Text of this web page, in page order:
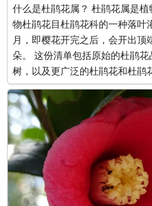
什么是杜鹃花属？ 杜鹃花属是
物杜鹃花目杜鹃花科的一种落叶
月，即樱花开完之后，会开出顶
朵。 这份清单包括原始的杜鹃
树，以及更广泛的杜鹃花和杜鹃花。 杜鹃花属的花
以下是杜鹃花属的花朵清单，图
Rhododendron simsii）、岸躑
Rhododendron rip